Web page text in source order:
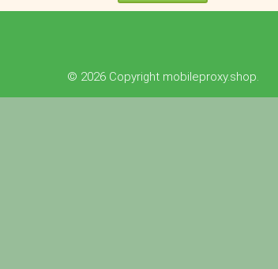
© 2026 Copyright mobileproxy.shop.